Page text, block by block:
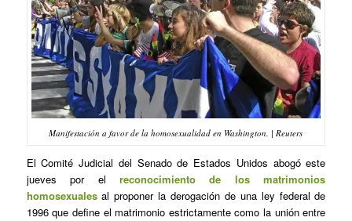
Manifestación a favor de la homosexualidad en Washington. | Reuters
El Comité Judicial del Senado de Estados Unidos abogó este
jueves por el reconocimiento de los matrimonios
homosexualesal proponer la derogación de una ley federal de
1996 que define el matrimonio estrictamente como la unión entre